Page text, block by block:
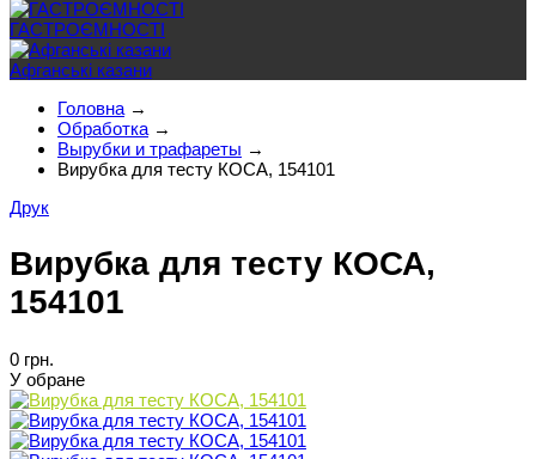
ГАСТРОЄМНОСТІ
Афганські казани
Головна →
Обработка →
Вырубки и трафареты →
Вирубка для тесту КОСА, 154101
Друк
Вирубка для тесту КОСА,
154101
0 грн.
У обране